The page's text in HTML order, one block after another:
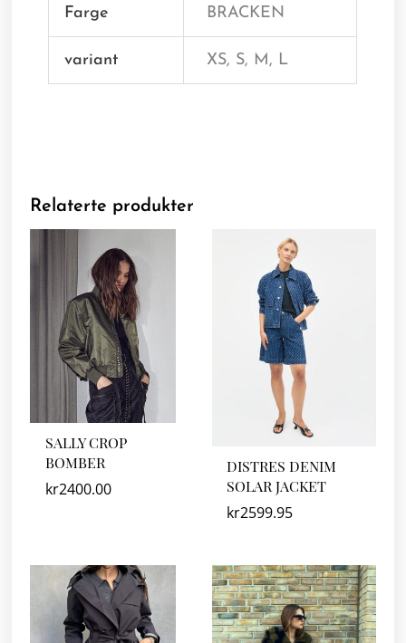
Farge BRACKEN
variant XS, S, M, L
Relaterte produkter
SALLY CROP
BOMBER
kr2400.00
DISTRES DENIM
SOLAR JACKET
kr2599.95